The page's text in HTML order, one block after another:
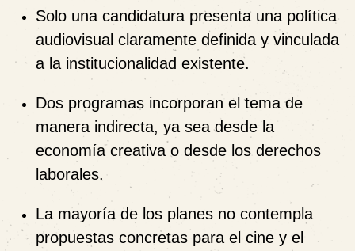
Solo una candidatura presenta una política
audiovisual claramente definida y vinculada
a la institucionalidad existente.
Dos programas incorporan el temade
manera indirecta, ya sea desde la
economía creativa o desde los derechos
laborales.
La mayoría de los planes no contempla
propuestas concretas para el cine y el